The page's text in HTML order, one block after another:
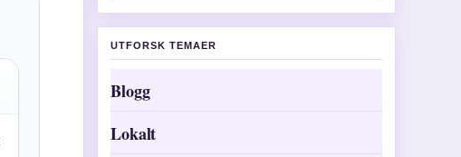
UTFORSK TEMAER
Blogg
Lokalt